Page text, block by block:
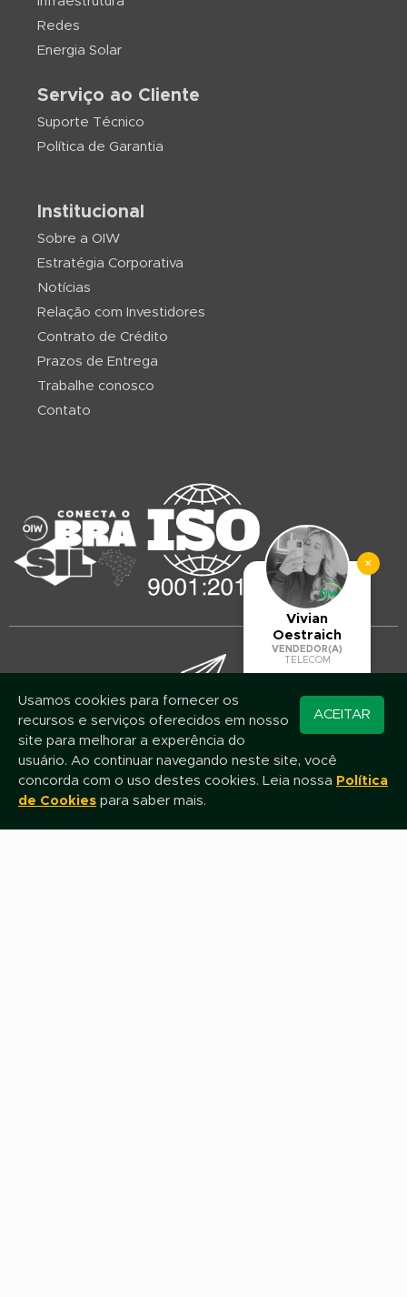
Redes
Energia Solar
Serviço ao Cliente
Suporte Técnico
Política de Garantia
Institucional
Sobre a OIW
Estratégia Corporativa
Notícias
Relação com Investidores
Contrato de Crédito
Prazos de Entrega
Trabalhe conosco
Contato
Mantenha-se atualizado!
Assine nossa newsletter e fique por dentro das novidades e promoções
Nome
×
Vivian
Oestraich
VENDEDOR(A)
TELECOM
WhatsApp
ACEITAR
Usamos cookies para fornecer os
recursos e serviços oferecidos em nosso
site para melhorar a experência do
usuário. Ao continuar navegando neste site, você
concorda com o uso destes cookies. Leia nossa Política
de Cookies para saber mais.